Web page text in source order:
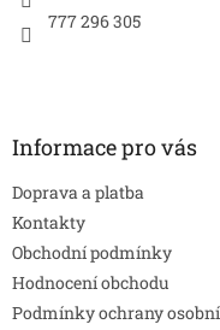
777 296 305
Informace pro vás
Doprava a platba
Kontakty
Obchodní podmínky
Hodnocení obchodu
Podmínky ochrany